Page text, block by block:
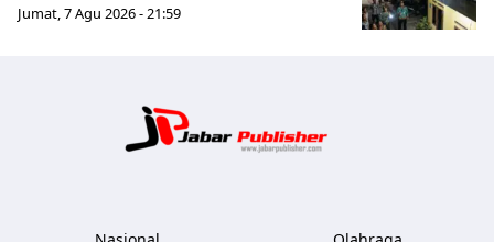
Jumat, 7 Agu 2026 - 21:59